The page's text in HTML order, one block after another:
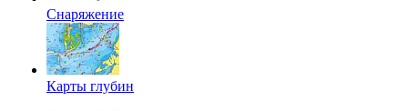
Снаряжение
Карты глубин